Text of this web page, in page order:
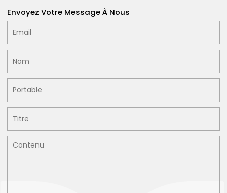
Envoyez Votre Message À Nous